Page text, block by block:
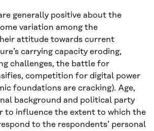
generally positive about the
variation among the
attitude towards current
carrying capacity eroding,
challenges, the battle for
competition for digital power
foundations are cracking). Age,
background and political party
to influence the extent to which the
to the respondents’ personal